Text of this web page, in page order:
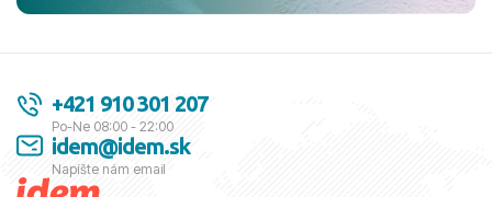
+421 910 301 207
Po-Ne 08:00 - 22:00
idem@idem.sk
Napíšte nám email